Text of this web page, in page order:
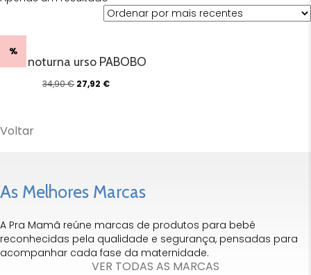
%
Luz noturna urso PABOBO
34,90€ O
27,92 €O
Voltar
As Melhores Marcas
A Pra Mamã reúne marcas de produtos para bebé
reconhecidas pela qualidade e segurança, pensadas para
acompanhar cada fase da maternidade.
VER TODAS AS MARCAS